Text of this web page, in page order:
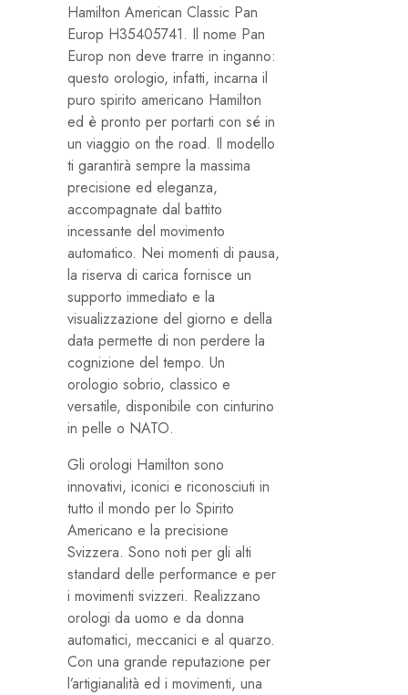
Hamilton American Classic Pan
Europ H35405741. Il nome Pan
Europ non deve trarre in inganno:
questo orologio, infatti, incarna il
puro spirito americano Hamilton
ed è pronto per portarti con sé in
un viaggio on the road. Il modello
ti garantirà sempre la massima
precisione ed eleganza,
accompagnate dal battito
incessante del movimento
automatico. Nei momenti di pausa,
la riserva di carica fornisce un
supporto immediato e la
visualizzazione del giorno e della
data permette di non perdere la
cognizione del tempo. Un
orologio sobrio, classico e
versatile, disponibile con cinturino
in pelle o NATO.
Gli orologi Hamilton sono
innovativi, iconici e riconosciuti in
tutto il mondo per lo Spirito
Americano e la precisione
Svizzera. Sono noti per gli alti
standard delle performance e per
i movimenti svizzeri. Realizzano
orologi da uomo e da donna
automatici, meccanici e al quarzo.
Con una grande reputazione per
l’artigianalità ed i movimenti, una